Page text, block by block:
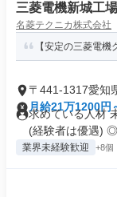
三菱電機新城工
名菱テクニカ株式会社
【安定の三菱電
〒441-1317愛知
月給21万1200円
求めている人材
(経験者は優遇) ◎
業界未経験歓迎 +8個